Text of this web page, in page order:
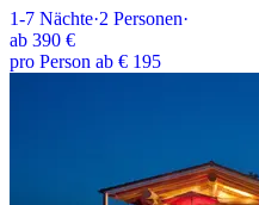
1-7 Nächte·2 Personen·
ab 390 €
pro Person ab € 195